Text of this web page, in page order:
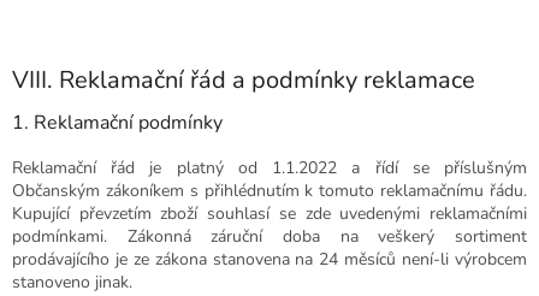
VIII. Reklamační řád a podmínky reklamace
1. Reklamační podmínky
Reklamační řád je platný od 1.1.2022 a řídí se příslušným
Občanským zákoníkem s přihlédnutím k tomuto reklamačnímu řádu.
Kupující převzetím zboží souhlasí se zde uvedenými reklamačními
podmínkami. Zákonná záruční doba na veškerý sortiment
prodávajícího je ze zákona stanovena na 24 měsíců není-li výrobcem
stanoveno jinak.